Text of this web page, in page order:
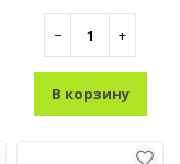
− +
В корзину